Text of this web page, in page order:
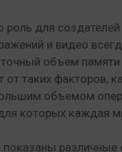
для
и видео
объем
от таких факторов,
объемом
которых каждая